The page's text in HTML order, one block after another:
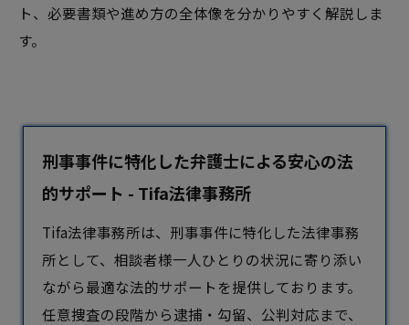
ト、必要書類や進め方の全体像を分かりやすく解説しま
す。
刑事事件に特化した弁護士による安心の法
的サポート - Tifa法律事務所
Tifa法律事務所は、刑事事件に特化した法律事務
所として、相談者様一人ひとりの状況に寄り添い
ながら最適な法的サポートを提供しております。
任意捜査の段階から逮捕・勾留、公判対応まで、